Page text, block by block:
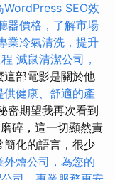
WordPress SEO效
器價格，了解市場
業冷氣清洗，提升
滅鼠清潔公司，
這部電影是關於他
健康、舒適的產
密期望我再次看到
碎，這一切顯然責
化的語言，很少
外燴公司，為您的